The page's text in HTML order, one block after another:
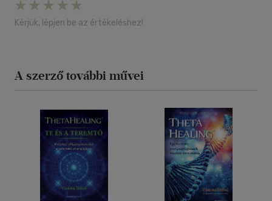
Kérjük, lépjen be az értékeléshez!
A szerző további művei